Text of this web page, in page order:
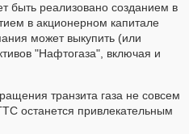
быть реализовано созданием в
в акционерном капитале
может выкупить (или
"Нафтогаза", включая и
транзита газа не совсем
останется привлекательным